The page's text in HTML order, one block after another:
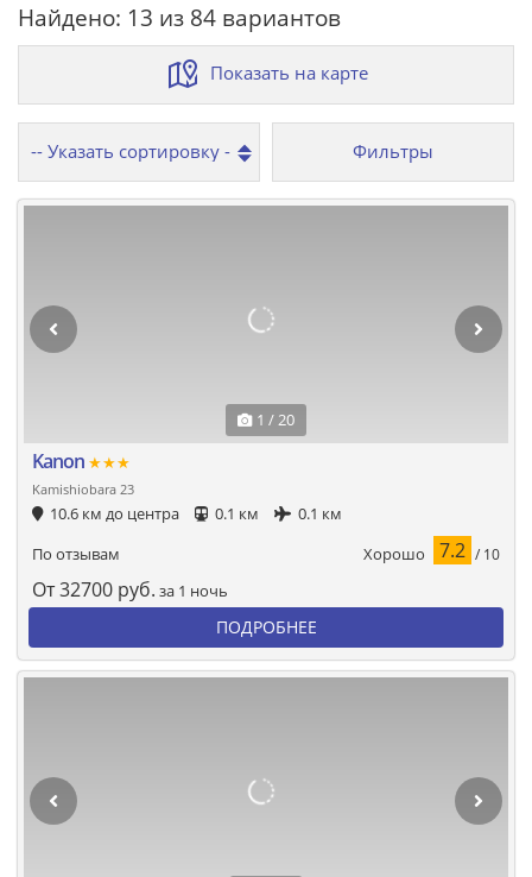
Найдено: 13 из 84 вариантов
Показать на карте
Фильтры
1 / 20
Kanon ★★★
Kamishiobara 23
10.6 км до центра 0.1 км
0.1 км
По отзывам
Хорошо 7.2 / 10
От32700 руб. за 1 ночь
ПОДРОБНЕЕ